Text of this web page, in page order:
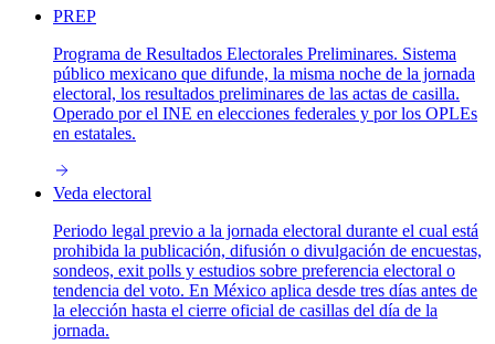
PREP
Programa de Resultados Electorales Preliminares. Sistema
público mexicano que difunde, la misma noche de la jornada
electoral, los resultados preliminares de las actas de casilla.
Operado por el INE en elecciones federales y por los OPLEs
en estatales.
Veda electoral
Periodo legal previo a la jornada electoral durante el cual está
prohibida la publicación, difusión o divulgación de encuestas,
sondeos, exit polls y estudios sobre preferencia electoral o
tendencia del voto. En México aplica desde tres días antes de
la elección hasta el cierre oficial de casillas del día de la
jornada.